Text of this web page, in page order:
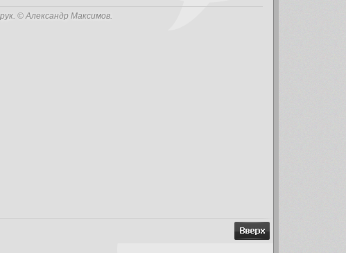
© Александр Максимов.